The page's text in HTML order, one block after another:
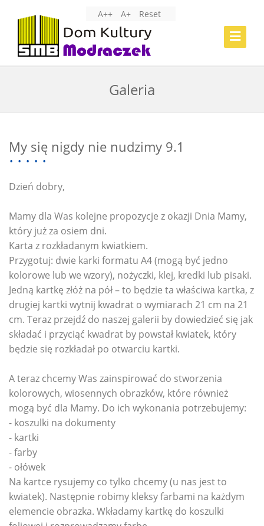
A++ A+ Reset
Toggle
Galeria
My się nigdy nie nudzimy 9.1
Dzień dobry,
Mamy dla Was kolejne propozycje z okazji Dnia Mamy,
który już za osiem dni.
Karta z rozkładanym kwiatkiem.
Przygotuj: dwie karki formatu A4 (mogą być jedno
kolorowe lub we wzory), nożyczki, klej, kredki lub pisaki.
Jedną kartkę złóż na pół – to będzie ta właściwa kartka, z
drugiej kartki wytnij kwadrat o wymiarach 21 cm na 21
cm. Teraz przejdź do naszej galerii by dowiedzieć się jak
składać i przyciąć kwadrat by powstał kwiatek, który
będzie się rozkładał po otwarciu kartki.
A teraz chcemy Was zainspirować do stworzenia
kolorowych, wiosennych obrazków, które również
mogą być dla Mamy. Do ich wykonania potrzebujemy:
- koszulki na dokumenty
- kartki
- farby
- ołówek
Na kartce rysujemy co tylko chcemy (u nas jest to
kwiatek). Następnie robimy kleksy farbami na każdym
elemencie obrazka. Wkładamy kartkę do koszulki